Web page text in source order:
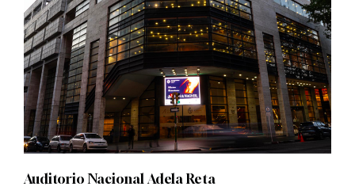
Auditorio Nacional Adela Reta